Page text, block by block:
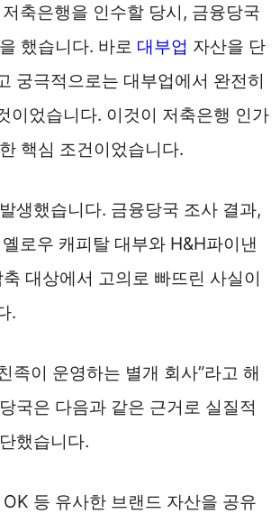
축은행을 인수할 당시, 금융당국
했습니다. 바로 대부업 자산을 단
궁극적으로는 대부업에서 완전히
이었습니다. 이것이 저축은행 인가
핵심 조건이었습니다.
생했습니다. 금융당국 조사 결과,
로우 캐피탈 대부와 H&H파이낸
대상에서 고의로 빠뜨린 사실이
.
족이 운영하는 별개 회사”라고 해
국은 다음과 같은 근거로 실질적
했습니다.
등 유사한 브랜드 자산을 공유